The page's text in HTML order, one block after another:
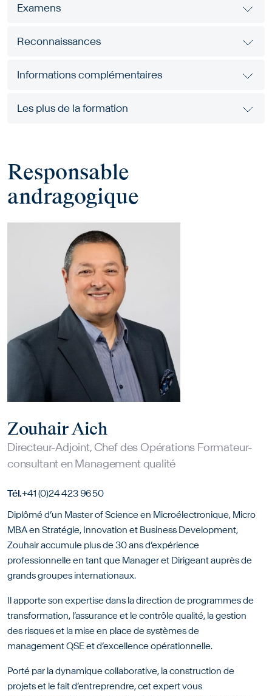
Examens
Reconnaissances
Informations complémentaires
Les plus de la formation
Responsable
andragogique
Zouhair Aich
Directeur-Adjoint, Chef des Opérations Formateur-
consultant en Management qualité
Tél.+41 (0)24 423 96 50
Diplômé d’un Master of Science en Microélectronique, Micro
MBA en Stratégie, Innovation et Business Development,
Zouhair accumule plus de 30 ans d’expérience
professionnelle en tant que Manager et Dirigeant auprès de
grands groupes internationaux.
Il apporte son expertise dans la direction de programmes de
transformation, l’assurance et le contrôle qualité, la gestion
des risques et la mise en place de systèmes de
management QSE et d’excellence opérationnelle.
Porté par la dynamique collaborative, la construction de
projets et le fait d’entreprendre, cet expert vous